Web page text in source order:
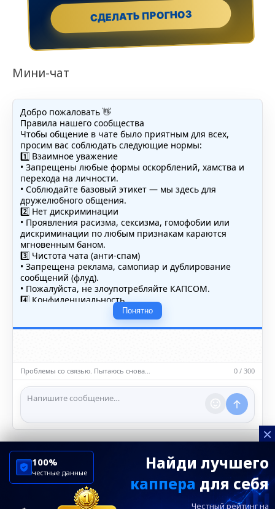
СДЕЛАТЬ ПРОГНОЗ
Мини-чат
Добро пожаловать 👋
Правила нашего сообщества
Чтобы общение в чате было приятным для всех,
просим вас соблюдать следующие нормы:
1️⃣ Взаимное уважение
• Запрещены любые формы оскорблений, хамства и
перехода на личности.
• Соблюдайте базовый этикет — мы здесь для
дружелюбного общения.
2️⃣ Нет дискриминации
• Проявления расизма, сексизма, гомофобии или
дискриминации по любым признакам караются
мгновенным баном.
3️⃣ Чистота чата (анти-спам)
• Запрещена реклама, самопиар и дублирование
сообщений (флуд).
• Пожалуйста, не злоупотребляйте КАПСОМ.
4️⃣ Конфиденциальность
• Не публикуйте личные данные — свои или чужие
(телефоны, адреса, документы).
5️⃣ Уместность контента
насилию.
ℹ️ Модераторы и администраторы вправе удалять
сообщения и ограничивать доступ к чату при
нарушении правил.
Понятно
Проблемы со связью. Пытаюсь снова… 0 / 300
×
Найди лучшего
каппера для себя
Честный рейтинг на
100%
честные данные
ChelseaBluesRu ФК Челси